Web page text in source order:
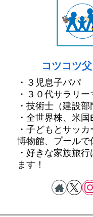
コツコツ
・３児息子パパ
・３０代サラリー
・技術士（建設部
・全世界株、米
・子どもとサッカ
博物館、プールで
・好きな家族旅
ます！